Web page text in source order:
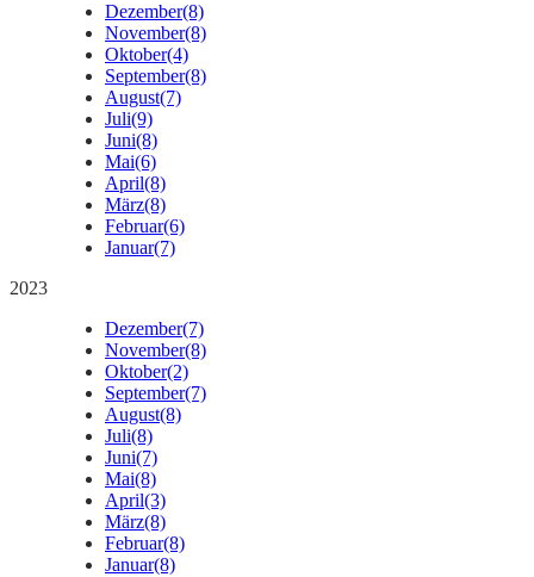
Dezember(8)
November(8)
Oktober(4)
September(8)
August(7)
Juli(9)
Juni(8)
Mai(6)
April(8)
März(8)
Februar(6)
Januar(7)
2023
Dezember(7)
November(8)
Oktober(2)
September(7)
August(8)
Juli(8)
Juni(7)
Mai(8)
April(3)
März(8)
Februar(8)
Januar(8)